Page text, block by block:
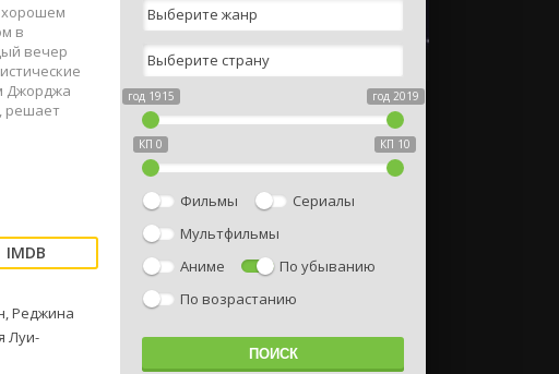
хорошем
в
вечер
Джорджа
решает
Реджина
Луи-
год 1915 год 2019
КП 0 КП 10
Фильмы
Сериалы
Мультфильмы
Аниме
По убыванию
По возрастанию